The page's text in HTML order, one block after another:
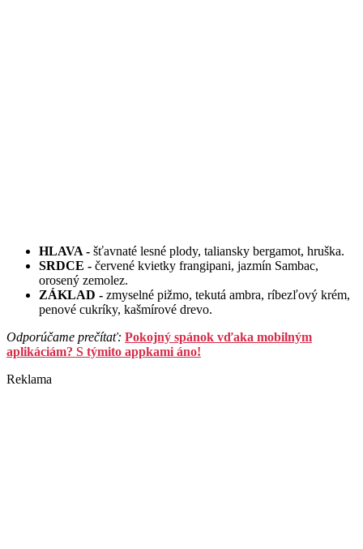
HLAVA - šťavnaté lesné plody, taliansky bergamot, hruška.
SRDCE - červené kvietky frangipani, jazmín Sambac,
orosený zemolez.
ZÁKLAD - zmyselné pižmo, tekutá ambra, ríbezľový krém,
penové cukríky, kašmírové drevo.
Odporúčame prečítať: Pokojný spánok vďaka mobilným
aplikáciám? S týmito appkami áno!
Reklama